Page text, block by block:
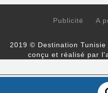
Publicité A
2019 © Destination
conçu et réalisé par